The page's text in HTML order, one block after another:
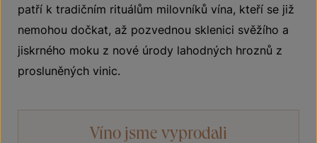
patří k tradičním rituálům milovníků vína, kteří se již
nemohou dočkat, až pozvednou sklenici svěžího a
jiskrného moku z nové úrody lahodných hroznů z
prosluněných vinic.
Víno jsme vyprodali